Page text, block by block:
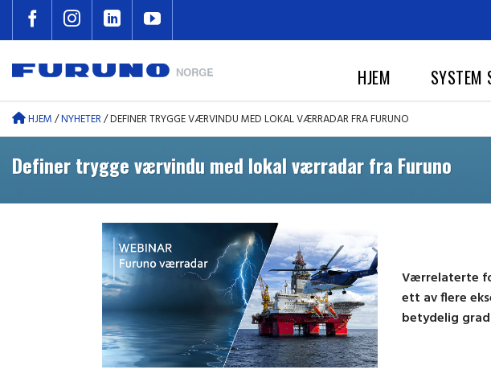
HJEM SYSTEM
HJEM/NYHETER/DEFINER TRYGGE VÆRVINDU MED LOKAL VÆRRADAR FRA FURUNO
Definer trygge værvindu med lokal værradar fra Furuno
Værrelaterte
ett av flere
betydelig